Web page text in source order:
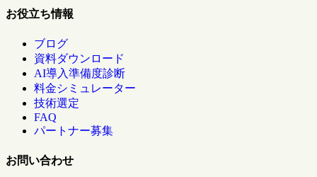
お役立ち情報
ブログ
資料ダウンロード
AI導入準備度診断
料金シミュレーター
技術選定
FAQ
パートナー募集
お問い合わせ